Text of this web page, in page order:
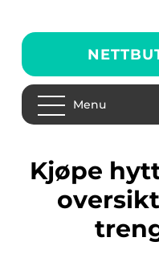
Menu
Kjøpe hytte: En grundig